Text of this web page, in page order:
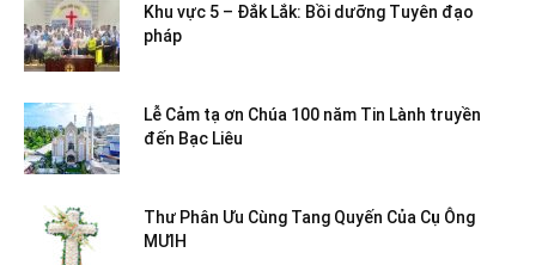
Khu vực 5 – Đắk Lắk: Bồi dưỡng Tuyên đạo
pháp
Lễ Cảm tạ ơn Chúa 100 năm Tin Lành truyền
đến Bạc Liêu
Thư Phân Ưu Cùng Tang Quyến Của Cụ Ông
MƯIH